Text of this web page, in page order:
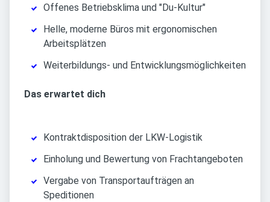
Offenes Betriebsklima und "Du-Kultur"
Helle, moderne Büros mit ergonomischen
Arbeitsplätzen
Weiterbildungs- und Entwicklungsmöglichkeiten
Das erwartet dich
Kontraktdisposition der LKW-Logistik
Einholung und Bewertung von Frachtangeboten
Vergabe von Transportaufträgen an
Speditionen